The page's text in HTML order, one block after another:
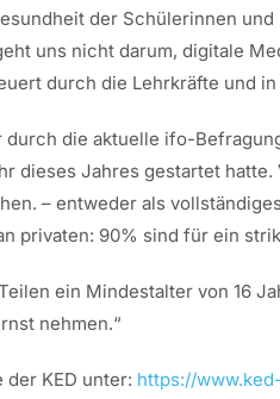
der Schülerinnen
uns nicht darum, digitale
durch die Lehrkräfte und
durch die aktuelle ifo-
dieses Jahres gestartet
– entweder als
privaten: 90% sind für ein
ein Mindestalter von 16
nehmen.“
KED unter: https://